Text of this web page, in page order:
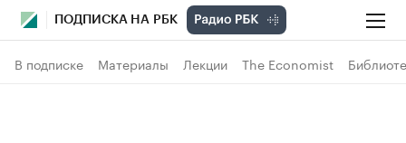
ПОДПИСКА НА РБК
В подписке Материалы Лекции The Economist